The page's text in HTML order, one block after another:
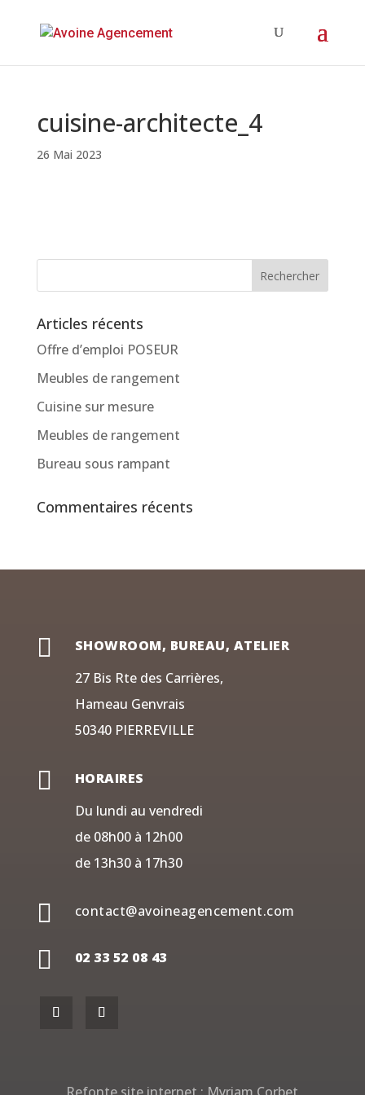
cuisine-architecte_4
26 Mai 2023
Articles récents
Offre d’emploi POSEUR
Meubles de rangement
Cuisine sur mesure
Meubles de rangement
Bureau sous rampant
Commentaires récents

SHOWROOM, BUREAU, ATELIER
27 Bis Rte des Carrières,
Hameau Genvrais
50340 PIERREVILLE

HORAIRES
Du lundi au vendredi
de 08h00 à 12h00
de 13h30 à 17h30
 contact@avoineagencement.com
 02 33 52 08 43